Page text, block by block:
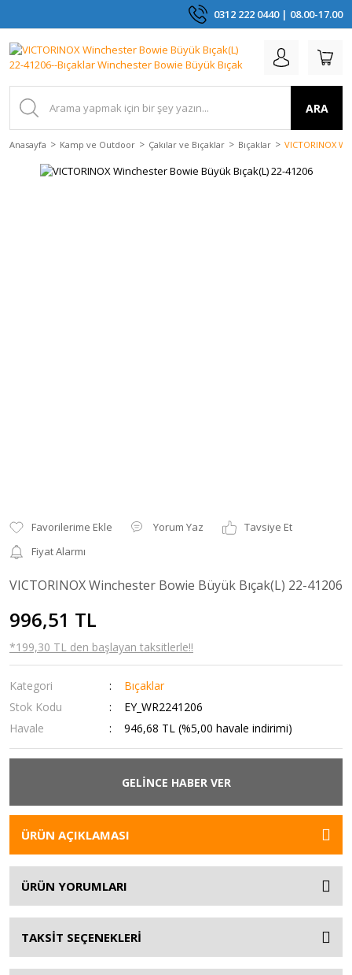
0312 222 0440 | 08.00-17.00
ARA
Anasayfa Kamp ve Outdoor Çakılar ve Bıçaklar Bıçaklar VICTORINOX
Yorum Yaz
Tavsiye Et
Fiyat Alarmı
VICTORINOX Winchester Bowie Büyük Bıçak(L) 22-41206
996,51 TL
*199,30 TL den başlayan taksitlerle!!
Kategori
Bıçaklar
Stok Kodu
EY_WR2241206
Havale
946,68 TL (%5,00 havale indirimi)
GELİNCE HABER VER
ÜRÜN AÇIKLAMASI
ÜRÜN YORUMLARI
TAKSİT SEÇENEKLERİ